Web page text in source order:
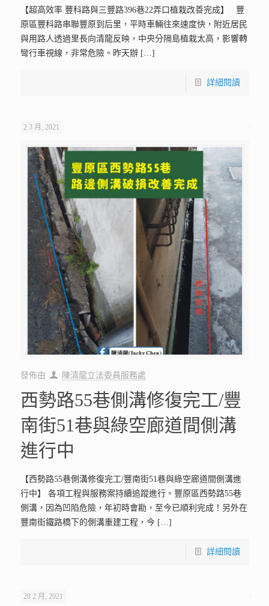
【超高效率 豐科路與三豐路396巷22弄口植栽改善完成】 豐
原區豐科路串聯豐原到后里，平時車輛往來速度快，附近居民
與用路人透過里長向清龍反映，中央分隔島植栽太高，影響轉
彎行車視線，非常危險。昨天辦[…]
詳細閱讀
2 3 月, 2021
發佈由 陳清龍立法委員服務處
西勢路55巷側溝修復完工/豐
南街51巷與綠空廊道間側溝
進行中
【西勢路55巷側溝修復完工/豐南街51巷與綠空廊道間側溝進
行中】 各項工程與服務案持續追蹤進行。豐原區西勢路55巷
側溝，因為凹陷危險，年初時會勘，至今已順利完成！另外在
豐南街鐵路橋下的側溝重建工程，今[…]
詳細閱讀
28 2 月, 2021